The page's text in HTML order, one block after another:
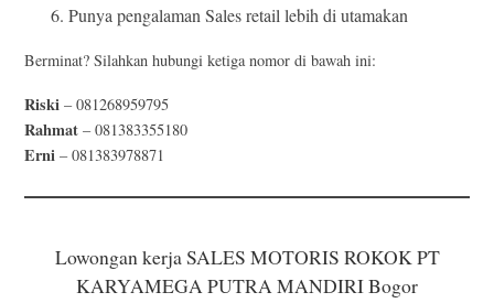
Punya pengalaman Sales retail lebih di utamakan
Berminat? Silahkan hubungi ketiga nomor di bawah ini:
Riski– 081268959795
Rahmat– 081383355180
Erni – 081383978871
Lowongan kerja SALES MOTORIS ROKOK PT
KARYAMEGA PUTRA MANDIRI Bogor